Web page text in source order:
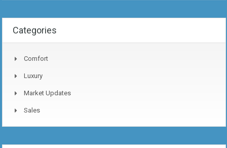
Categories
Comfort
Luxury
Market Updates
Sales